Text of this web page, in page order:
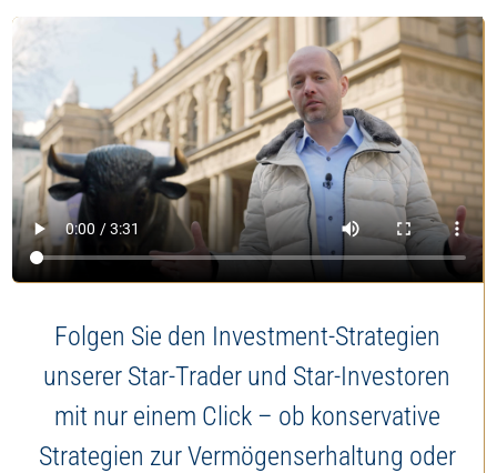
Folgen Sie den Investment-Strategien
unserer Star-Trader und Star-Investoren
mit nur einem Click – ob konservative
Strategien zur Vermögenserhaltung oder